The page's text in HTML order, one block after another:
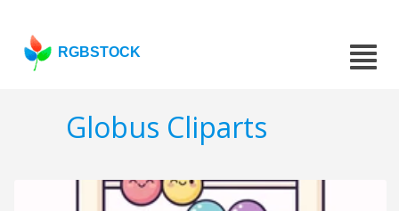
RGBSTOCK
Globus Cliparts